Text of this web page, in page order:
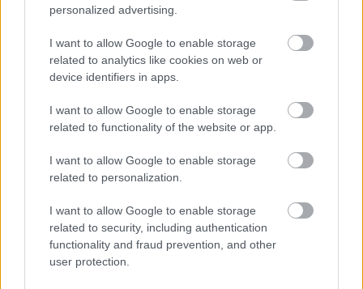
personalized advertising.
I want to allow Google to enable storage
related to analytics like cookies on web or
device identifiers in apps.
I want to allow Google to enable storage
related to functionality of the website or app.
I want to allow Google to enable storage
related to personalization.
I want to allow Google to enable storage
related to security, including authentication
functionality and fraud prevention, and other
user protection.
A legújabb terroristák
Amerikában: a szülők
A szívekért és gondolatokért folytatott harc nem
csak az amerikai közdiplomáciában folyik. Ugyanilyen
éles küzdelem tapasztalható a gyermekek és
fiatalok ideológiai indoktrinációját erőltetők és azok